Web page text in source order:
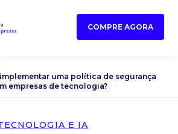
COMPRE AGORA
uma política de segurança
empresas de tecnologia?
E IA